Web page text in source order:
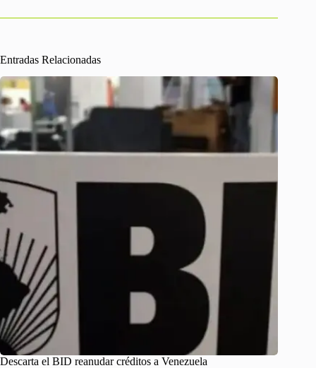
Entradas Relacionadas
Descarta el BID reanudar créditos a Venezuela